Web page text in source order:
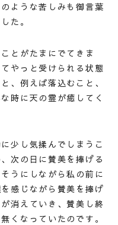
ような苦しみも御言葉
た。
とがたまにでてきま
やっと受けられる状態
、例えば落込むこと、
時に天の霊が癒してく
少し気揉んでしまうこ
次の日に賛美を捧げる
うにしながら私の前に
感じながら賛美を捧げ
消えていき、賛美し終
くなっていたのです。